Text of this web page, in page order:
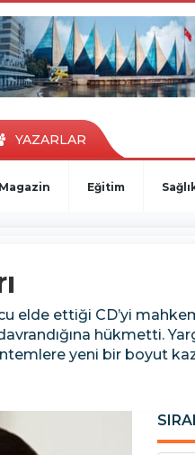
YAZARLAR
Magazin Eğitim
elde ettiği CD’yi
hükmetti.
yeni bir boyut